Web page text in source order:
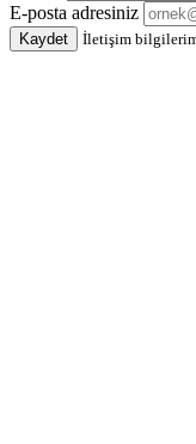
E-posta adresiniz
Kaydet İletişim